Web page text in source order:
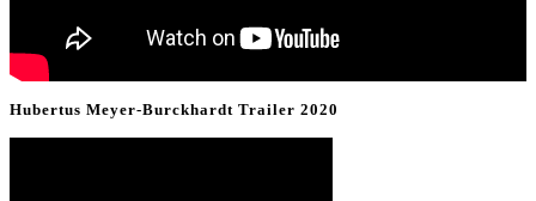
Hubertus Meyer-Burckhardt Trailer 2020